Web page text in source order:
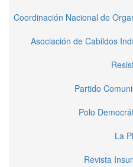
Coordinación Nacional de
Asociación de Cabildos
Partido
Polo
La
Revista